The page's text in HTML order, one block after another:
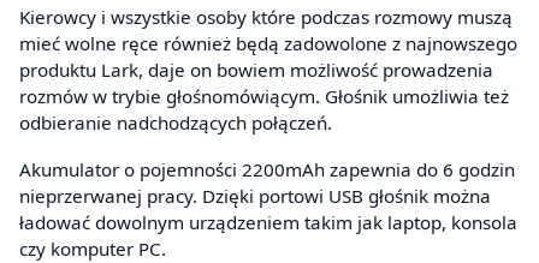
Kierowcy i wszystkie osoby które podczas rozmowy muszą
mieć wolne ręce również będą zadowolone z najnowszego
produktu Lark, daje on bowiem możliwość prowadzenia
rozmów w trybie głośnomówiącym. Głośnik umożliwia też
odbieranie nadchodzących połączeń.
Akumulator o pojemności 2200mAh zapewnia do 6 godzin
nieprzerwanej pracy. Dzięki portowi USB głośnik można
ładować dowolnym urządzeniem takim jak laptop, konsola
czy komputer PC.